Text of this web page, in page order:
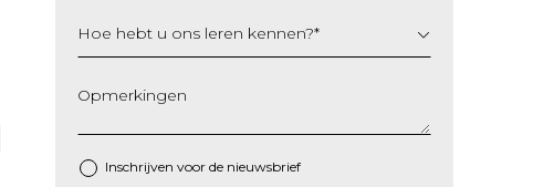
Hoe hebt u ons leren kennen?*
Opmerkingen
Inschrijven voor de nieuwsbrief